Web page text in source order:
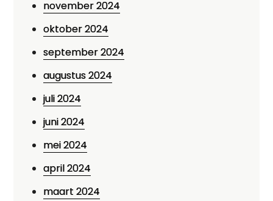
november 2024
oktober 2024
september 2024
augustus 2024
juli 2024
juni 2024
mei 2024
april 2024
maart 2024